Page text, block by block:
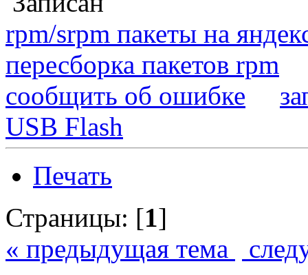
rpm/srpm пакеты на
пересборка пакетов rpm
сообщить об ошибке
USB Flash
Печать
Страницы: [1]
« предыдущая тема